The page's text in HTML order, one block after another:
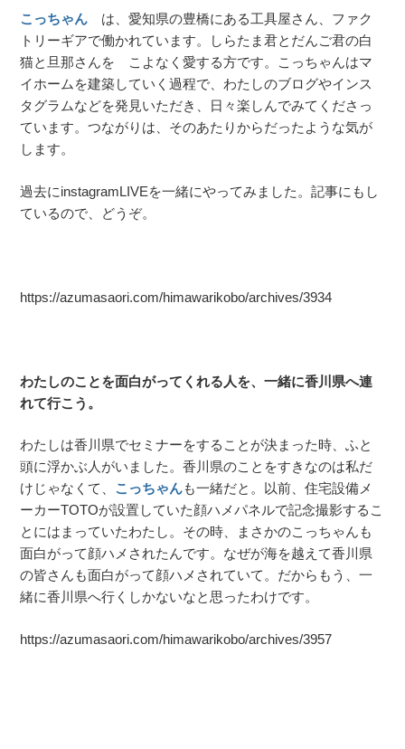
こっちゃん は、愛知県の豊橋にある工具屋さん、ファク
トリーギアで働かれています。しらたま君とだんご君の白
猫と旦那さんを こよなく愛する方です。こっちゃんはマ
イホームを建築していく過程で、わたしのブログやインス
タグラムなどを発見いただき、日々楽しんでみてくださっ
ています。つながりは、そのあたりからだったような気が
します。
過去にinstagramLIVEを一緒にやってみました。記事にもし
ているので、どうぞ。
https://azumasaori.com/himawarikobo/archives/3934
わたしのことを面白がってくれる人を、一緒に香川県へ連
れて行こう。
わたしは香川県でセミナーをすることが決まった時、ふと
頭に浮かぶ人がいました。香川県のことをすきなのは私だ
けじゃなくて、 こっちゃんも一緒だと。以前、住宅設備メ
ーカーTOTOが設置していた顔ハメパネルで記念撮影するこ
とにはまっていたわたし。その時、まさかのこっちゃんも
面白がって顔ハメされたんです。なぜが海を越えて香川県
の皆さんも面白がって顔ハメされていて。だからもう、一
緒に香川県へ行くしかないなと思ったわけです。
https://azumasaori.com/himawarikobo/archives/3957